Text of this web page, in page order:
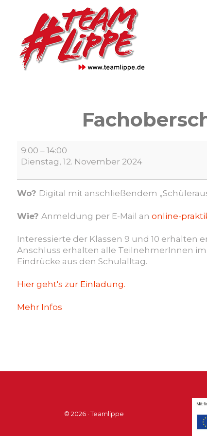
Fachoberschule
Polizei
Dein
Online-
9:00 – 14:00
Dienstag, 12. November 2024
Wo? Digital mit anschließendem
Wie? Anmeldung per E-Mail an online-
Interessierte der Klassen 9 und 10 erhalten
Anschluss erhalten alle TeilnehmerInnen
Eindrücke aus den Schulalltag.
Hier geht's zur Einladung.
Mehr Infos
© 2026 · Teamlippe